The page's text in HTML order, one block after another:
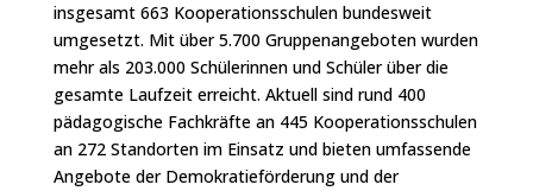
insgesamt 663 Kooperationsschulen bundesweit
umgesetzt. Mit über 5.700 Gruppenangeboten wurden
mehr als 203.000 Schülerinnen und Schüler über die
gesamte Laufzeit erreicht. Aktuell sind rund 400
pädagogische Fachkräfte an 445 Kooperationsschulen
an 272 Standorten im Einsatz und bieten umfassende
Angebote der Demokratieförderung und der